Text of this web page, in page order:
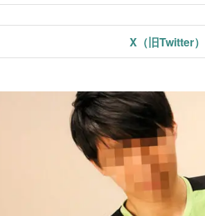
X（旧Twitter）